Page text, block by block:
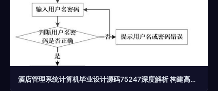
酒店管理系统计算机毕业设计源码75247深度解析 构建高效智慧酒店管理方案